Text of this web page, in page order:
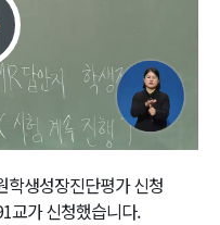
학생성장진단평가 신청
교가 신청했습니다.